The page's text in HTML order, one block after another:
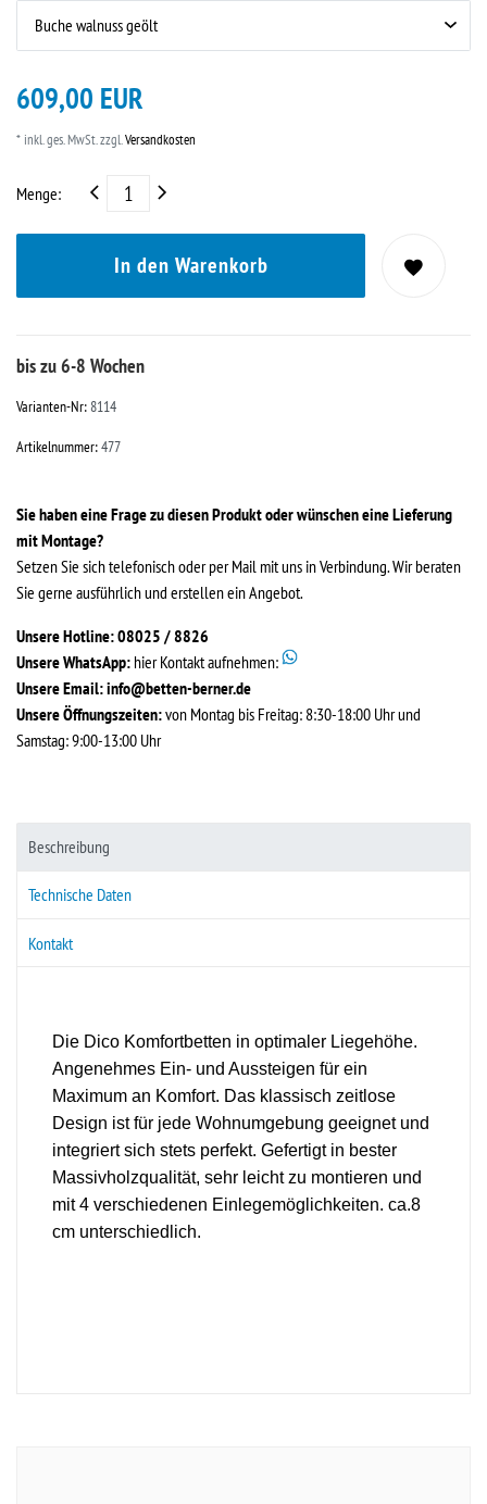
609,00 EUR
* inkl. ges. MwSt. zzgl.Versandkosten
Menge:
In den Warenkorb
bis zu 6-8 Wochen
Varianten-Nr:8114
Artikelnummer:477
Sie haben eine Frage zu diesen Produkt oder wünschen eine Lieferung
mit Montage?
Setzen Sie sich telefonisch oder per Mail mit uns in Verbindung. Wir beraten
Sie gerne ausführlich und erstellen ein Angebot.
Unsere Hotline: 08025 / 8826
Unsere WhatsApp: hier Kontakt aufnehmen:
Unsere Email:info@betten-berner.de
Unsere Öffnungszeiten:von Montag bis Freitag: 8:30-18:00 Uhr und
Samstag: 9:00-13:00 Uhr
Beschreibung
Technische Daten
Kontakt
Die Dico Komfortbetten in optimaler Liegehöhe.
Angenehmes Ein- und Aussteigen für ein
Maximum an Komfort. Das klassisch zeitlose
Design ist für jede Wohnumgebung geeignet und
integriert sich stets perfekt. Gefertigt in bester
Massivholzqualität, sehr leicht zu montieren und
mit 4 verschiedenen Einlegemöglichkeiten. ca.8
cm unterschiedlich.